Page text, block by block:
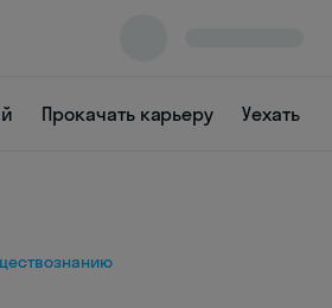
Прокачать карьеру Уехать